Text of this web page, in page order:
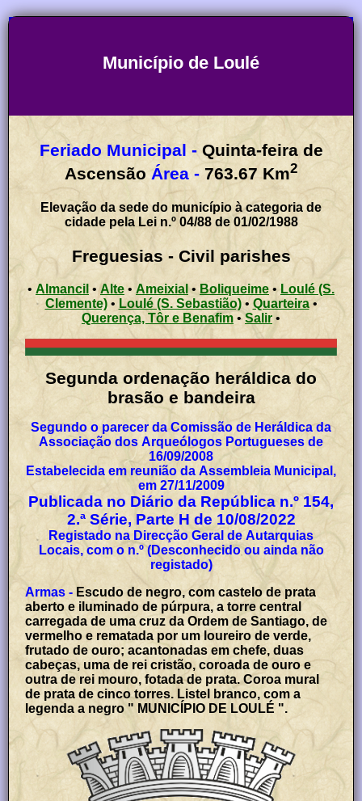
Município de Loulé
Feriado Municipal - Quinta-feira de
Ascensão Área - 763.67 Km2
Elevação da sede do município à categoria de
cidade pela Lei n.º 04/88 de 01/02/1988
Freguesias - Civil parishes
• Almancil •Alte • Ameixial • Boliqueime • Loulé (S.
Clemente) • Loulé (S. Sebastião)• Quarteira•
Querença, Tôr e Benafim •Salir •
Segunda ordenação heráldica do
brasão e bandeira
Segundo o parecer da Comissão de Heráldica da
Associação dos Arqueólogos Portugueses de
16/09/2008
Estabelecida em reunião da Assembleia Municipal,
em 27/11/2009
Publicada no Diário da República n.º 154,
2.ª Série, Parte H de 10/08/2022
Registado na Direcção Geral de Autarquias
Locais, com o n.º (Desconhecido ou ainda não
registado)
Armas - Escudo de negro, com castelo de prata
aberto e iluminado de púrpura, a torre central
carregada de uma cruz da Ordem de Santiago, de
vermelho e rematada por um loureiro de verde,
frutado de ouro; acantonadas em chefe, duas
cabeças, uma de rei cristão, coroada de ouro e
outra de rei mouro, fotada de prata. Coroa mural
de prata de cinco torres. Listel branco, com a
legenda a negro " MUNICÍPIO DE LOULÉ ".